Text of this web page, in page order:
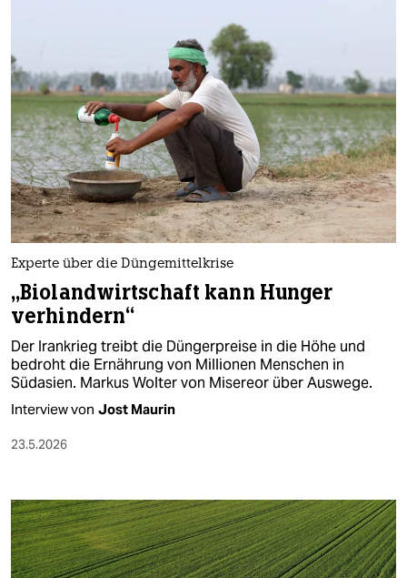
Experte über die Düngemittelkrise
„Biolandwirtschaft kann Hunger
verhindern“
Der Irankrieg treibt die Düngerpreise in die Höhe und
bedroht die Ernährung von Millionen Menschen in
Südasien. Markus Wolter von Misereor über Auswege.
Interview von Jost Maurin
23.5.2026